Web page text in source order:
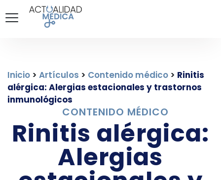
Inicio > Artículos > Contenido médico > Rinitis
alérgica: Alergias estacionales y trastornos
inmunológicos
CONTENIDO MÉDICO
Rinitis alérgica:
Alergias